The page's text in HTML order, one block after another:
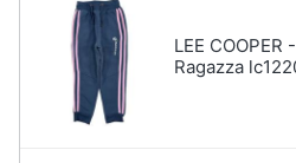
LEE
Ragazza